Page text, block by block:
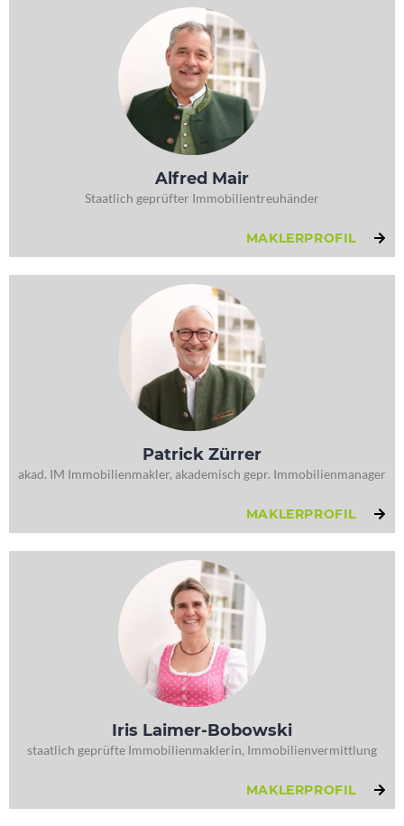
Alfred Mair
Staatlich geprüfter Immobilientreuhänder
MAKLERPROFIL
Patrick Zürrer
akad. IM Immobilienmakler, akademisch gepr. Immobilienmanager
MAKLERPROFIL
Iris Laimer-Bobowski
staatlich geprüfte Immobilienmaklerin, Immobilienvermittlung
MAKLERPROFIL